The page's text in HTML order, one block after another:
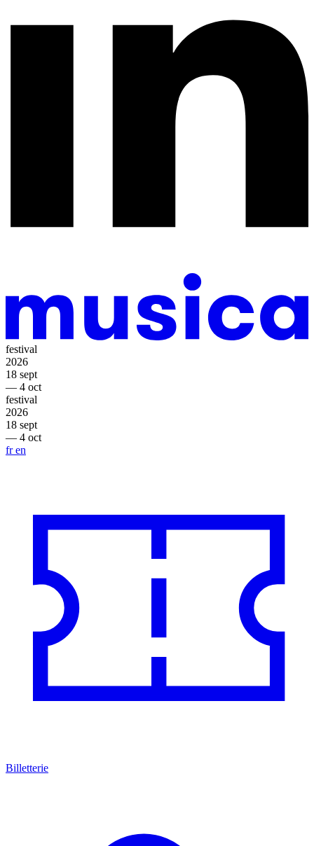
festival
2026
18 sept
— 4 oct
festival
2026
18 sept
— 4 oct
fren
Billetterie